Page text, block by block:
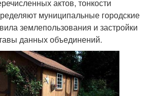
актов, тонкости
муниципальные городские
землепользования и застройки
данных объединений.